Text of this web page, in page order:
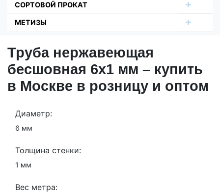
СОРТОВОЙ ПРОКАТ
МЕТИЗЫ
Труба нержавеющая
бесшовная 6х1 мм – купить
в Москве в розницу и оптом
Диаметр:
6 мм
Толщина стенки:
1 мм
Вес метра: